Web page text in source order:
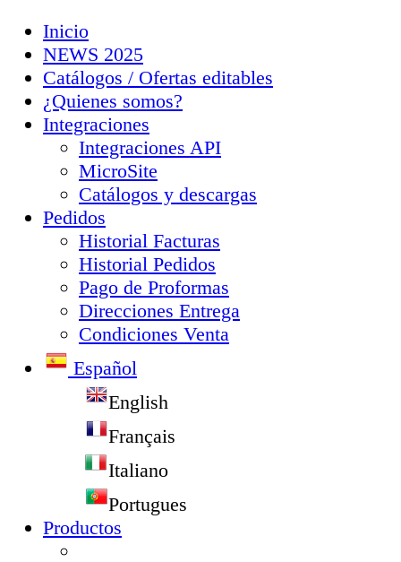
Inicio
NEWS 2025
Catálogos / Ofertas editables
¿Quienes somos?
Integraciones
Integraciones API
MicroSite
Catálogos y descargas
Pedidos
Historial Facturas
Historial Pedidos
Pago de Proformas
Direcciones Entrega
Condiciones Venta
Español
English
Français
Italiano
Portugues
Productos